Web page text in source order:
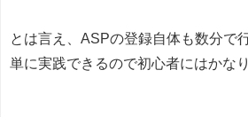
とは言え、ASPの登録自体も数分で
単に実践できるので初心者にはかな